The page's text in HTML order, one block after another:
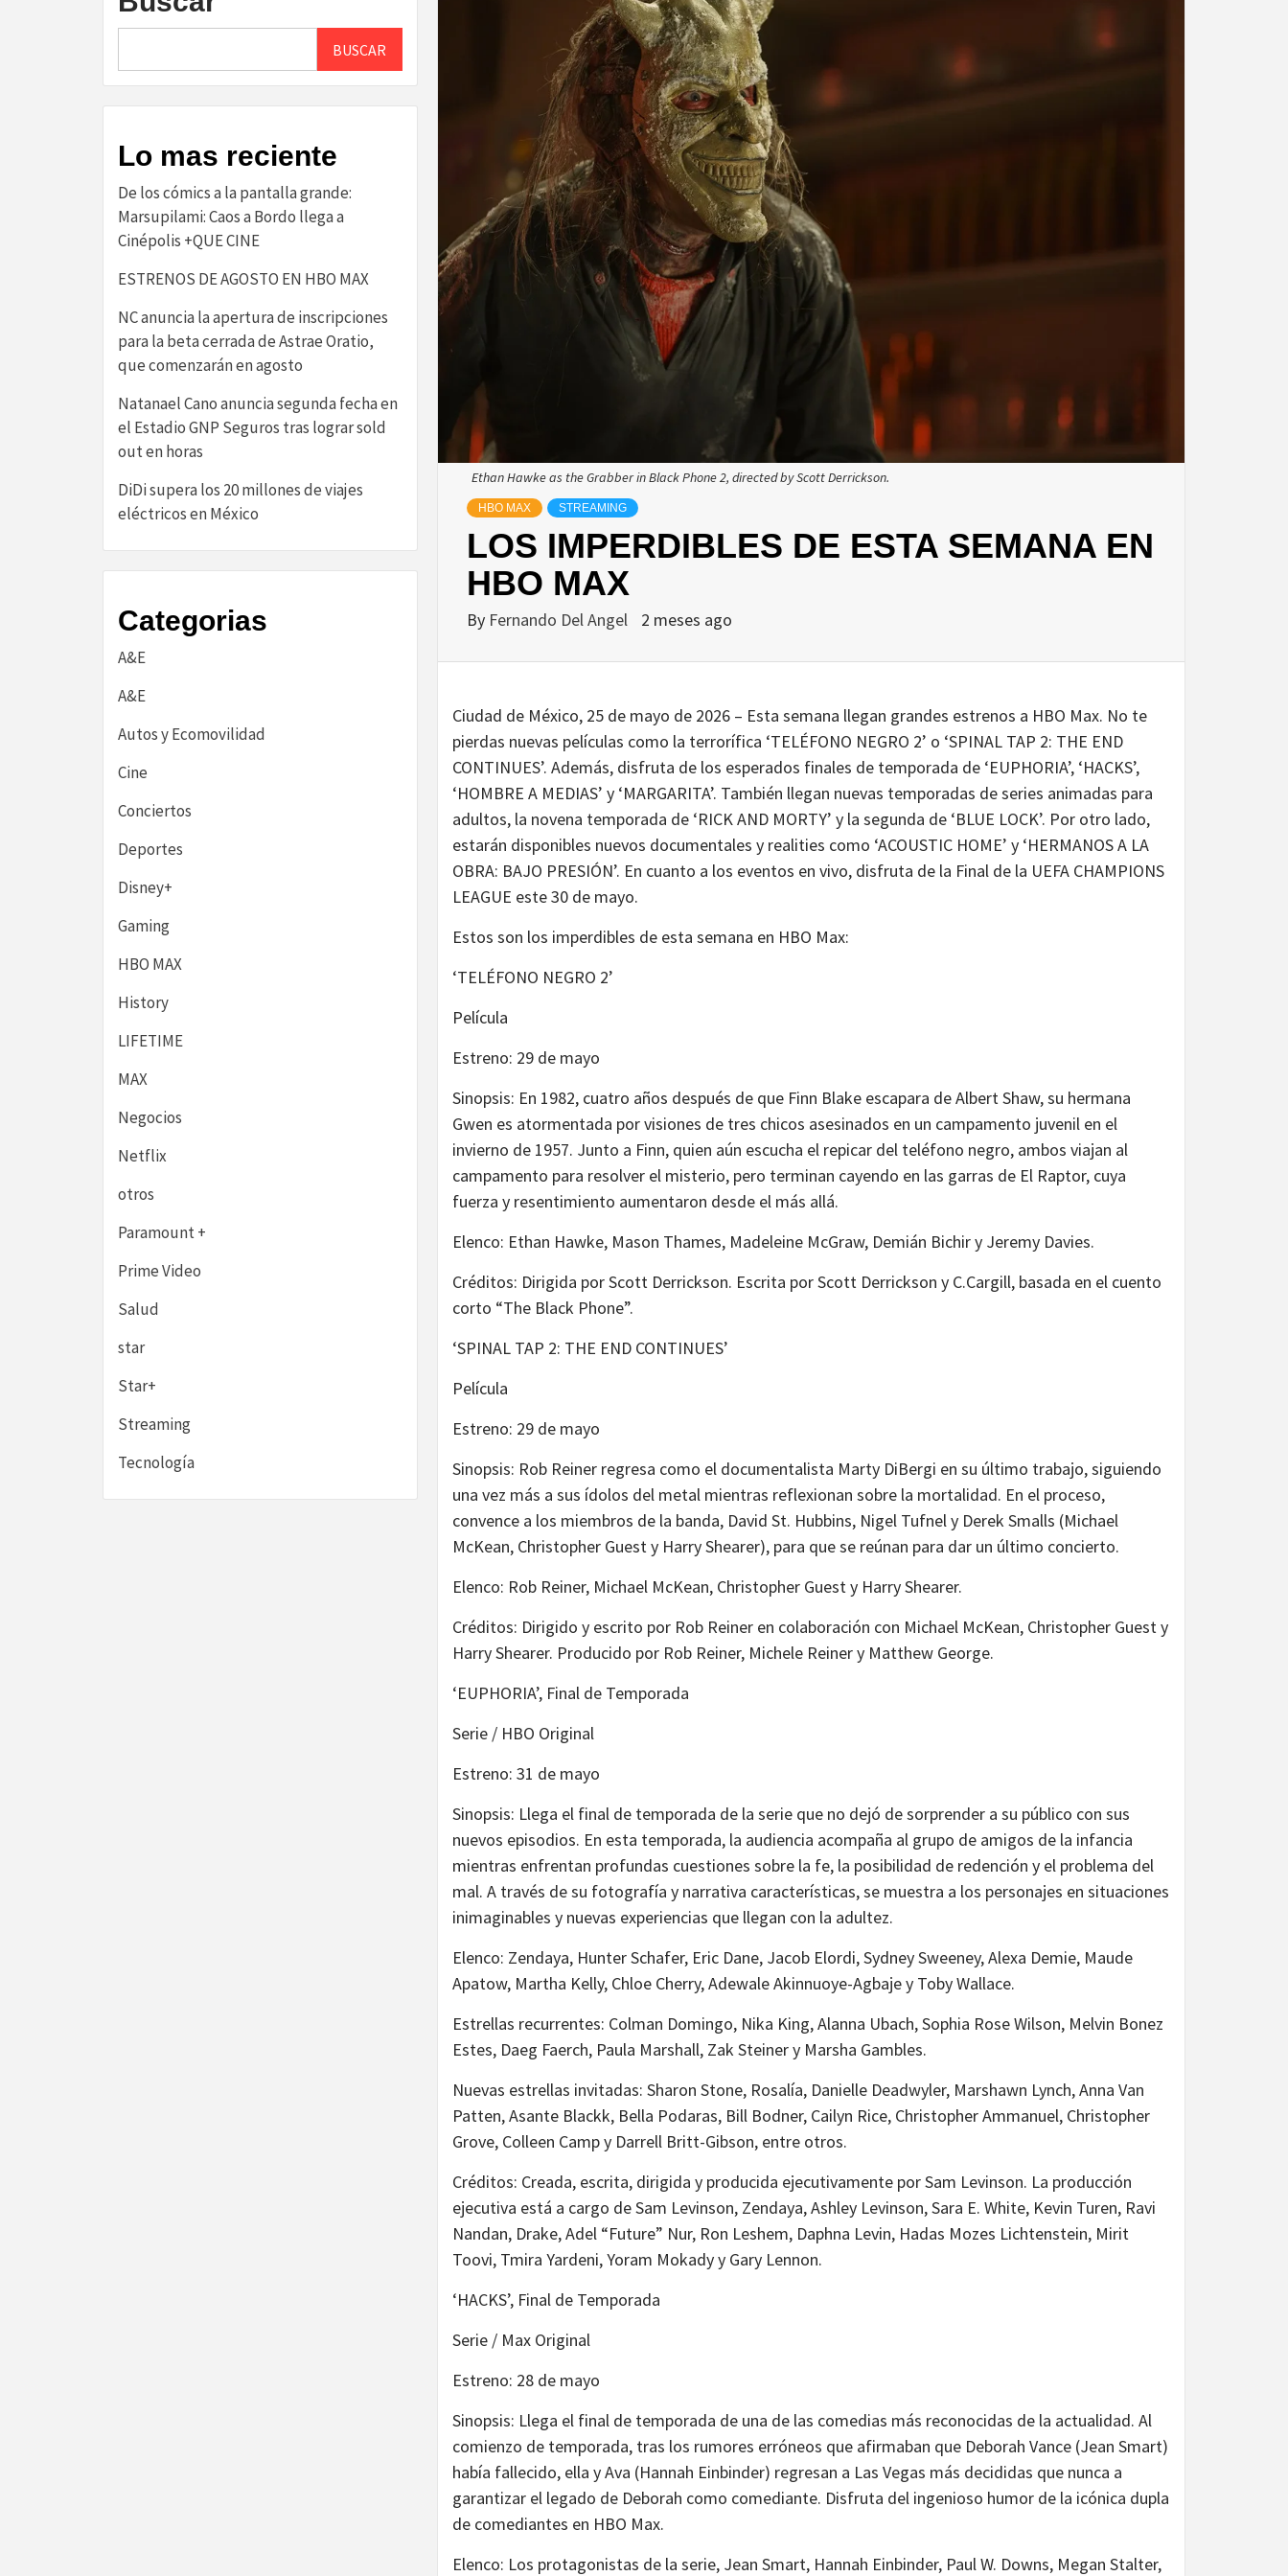
Ethan Hawke as the Grabber in Black Phone 2, directed by Scott Derrickson.
HBO MAX STREAMING
LOS IMPERDIBLES DE ESTA SEMANA EN
HBO MAX
By Fernando Del Angel 2 meses ago
Ciudad de México, 25 de mayo de 2026 – Esta semana llegan grandes estrenos a HBO Max. No te
pierdas nuevas películas como la terrorífica ‘TELÉFONO NEGRO 2’ o ‘SPINAL TAP 2: THE END
CONTINUES’. Además, disfruta de los esperados finales de temporada de ‘EUPHORIA’, ‘HACKS’,
‘HOMBRE A MEDIAS’ y ‘MARGARITA’. También llegan nuevas temporadas de series animadas para
adultos, la novena temporada de ‘RICK AND MORTY’ y la segunda de ‘BLUE LOCK’. Por otro lado,
estarán disponibles nuevos documentales y realities como ‘ACOUSTIC HOME’ y ‘HERMANOS A LA
OBRA: BAJO PRESIÓN’. En cuanto a los eventos en vivo, disfruta de la Final de la UEFA CHAMPIONS
LEAGUE este 30 de mayo.
Estos son los imperdibles de esta semana en HBO Max:
‘TELÉFONO NEGRO 2’
Película
Estreno: 29 de mayo
Sinopsis: En 1982, cuatro años después de que Finn Blake escapara de Albert Shaw, su hermana
Gwen es atormentada por visiones de tres chicos asesinados en un campamento juvenil en el
invierno de 1957. Junto a Finn, quien aún escucha el repicar del teléfono negro, ambos viajan al
campamento para resolver el misterio, pero terminan cayendo en las garras de El Raptor, cuya
fuerza y resentimiento aumentaron desde el más allá.
Elenco: Ethan Hawke, Mason Thames, Madeleine McGraw, Demián Bichir y Jeremy Davies.
Créditos: Dirigida por Scott Derrickson. Escrita por Scott Derrickson y C.Cargill, basada en el cuento
corto “The Black Phone”.
‘SPINAL TAP 2: THE END CONTINUES’
Película
Estreno: 29 de mayo
Sinopsis: Rob Reiner regresa como el documentalista Marty DiBergi en su último trabajo, siguiendo
una vez más a sus ídolos del metal mientras reflexionan sobre la mortalidad. En el proceso,
convence a los miembros de la banda, David St. Hubbins, Nigel Tufnel y Derek Smalls (Michael
McKean, Christopher Guest y Harry Shearer), para que se reúnan para dar un último concierto.
Elenco: Rob Reiner, Michael McKean, Christopher Guest y Harry Shearer.
Créditos: Dirigido y escrito por Rob Reiner en colaboración con Michael McKean, Christopher Guest y
Harry Shearer. Producido por Rob Reiner, Michele Reiner y Matthew George.
‘EUPHORIA’, Final de Temporada
Serie / HBO Original
Estreno: 31 de mayo
Sinopsis: Llega el final de temporada de la serie que no dejó de sorprender a su público con sus
nuevos episodios. En esta temporada, la audiencia acompaña al grupo de amigos de la infancia
mientras enfrentan profundas cuestiones sobre la fe, la posibilidad de redención y el problema del
mal. A través de su fotografía y narrativa características, se muestra a los personajes en situaciones
inimaginables y nuevas experiencias que llegan con la adultez.
Elenco: Zendaya, Hunter Schafer, Eric Dane, Jacob Elordi, Sydney Sweeney, Alexa Demie, Maude
Apatow, Martha Kelly, Chloe Cherry, Adewale Akinnuoye-Agbaje y Toby Wallace.
Estrellas recurrentes: Colman Domingo, Nika King, Alanna Ubach, Sophia Rose Wilson, Melvin Bonez
Estes, Daeg Faerch, Paula Marshall, Zak Steiner y Marsha Gambles.
Nuevas estrellas invitadas: Sharon Stone, Rosalía, Danielle Deadwyler, Marshawn Lynch, Anna Van
Patten, Asante Blackk, Bella Podaras, Bill Bodner, Cailyn Rice, Christopher Ammanuel, Christopher
Grove, Colleen Camp y Darrell Britt-Gibson, entre otros.
Créditos: Creada, escrita, dirigida y producida ejecutivamente por Sam Levinson. La producción
ejecutiva está a cargo de Sam Levinson, Zendaya, Ashley Levinson, Sara E. White, Kevin Turen, Ravi
Nandan, Drake, Adel “Future” Nur, Ron Leshem, Daphna Levin, Hadas Mozes Lichtenstein, Mirit
Toovi, Tmira Yardeni, Yoram Mokady y Gary Lennon.
‘HACKS’, Final de Temporada
Serie / Max Original
Estreno: 28 de mayo
Sinopsis: Llega el final de temporada de una de las comedias más reconocidas de la actualidad. Al
comienzo de temporada, tras los rumores erróneos que afirmaban que Deborah Vance (Jean Smart)
había fallecido, ella y Ava (Hannah Einbinder) regresan a Las Vegas más decididas que nunca a
garantizar el legado de Deborah como comediante. Disfruta del ingenioso humor de la icónica dupla
de comediantes en HBO Max.
Elenco: Los protagonistas de la serie, Jean Smart, Hannah Einbinder, Paul W. Downs, Megan Stalter,
BUSCAR
Lo mas reciente
De los cómics a la pantalla grande:
Marsupilami: Caos a Bordo llega a
Cinépolis +QUE CINE
ESTRENOS DE AGOSTO EN HBO MAX
NC anuncia la apertura de inscripciones
para la beta cerrada de Astrae Oratio,
que comenzarán en agosto
Natanael Cano anuncia segunda fecha en
el Estadio GNP Seguros tras lograr sold
out en horas
DiDi supera los 20 millones de viajes
eléctricos en México
Categorias
A&E
A&E
Autos y Ecomovilidad
Cine
Conciertos
Deportes
Disney+
Gaming
HBO MAX
History
LIFETIME
MAX
Negocios
Netflix
otros
Paramount +
Prime Video
Salud
star
Star+
Streaming
Tecnología